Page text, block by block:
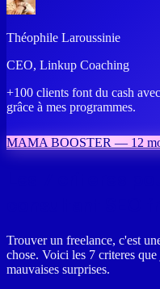
Théophile Laroussinie
CEO, Linkup Coaching
+100 clients font du cash
grâce à mes programmes.
MAMA BOOSTER — 12
Trouver un freelance, c'est
chose. Voici les 7 criteres
mauvaises surprises.